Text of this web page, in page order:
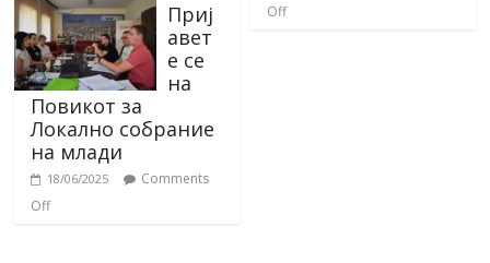
Приј
авет
е се
на
Повикот за
Локално собрание
на млади
18/06/2025
Comments
Off
Off